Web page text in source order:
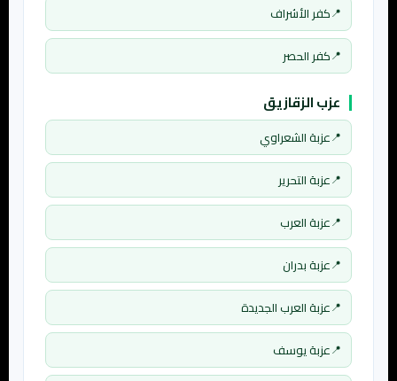
كفر الأشراف
كفر الحصر
عزب الزقازيق
عزبة الشعراوي
عزبة التحرير
عزبة العرب
عزبة بدران
عزبة العرب الجديدة
عزبة يوسف